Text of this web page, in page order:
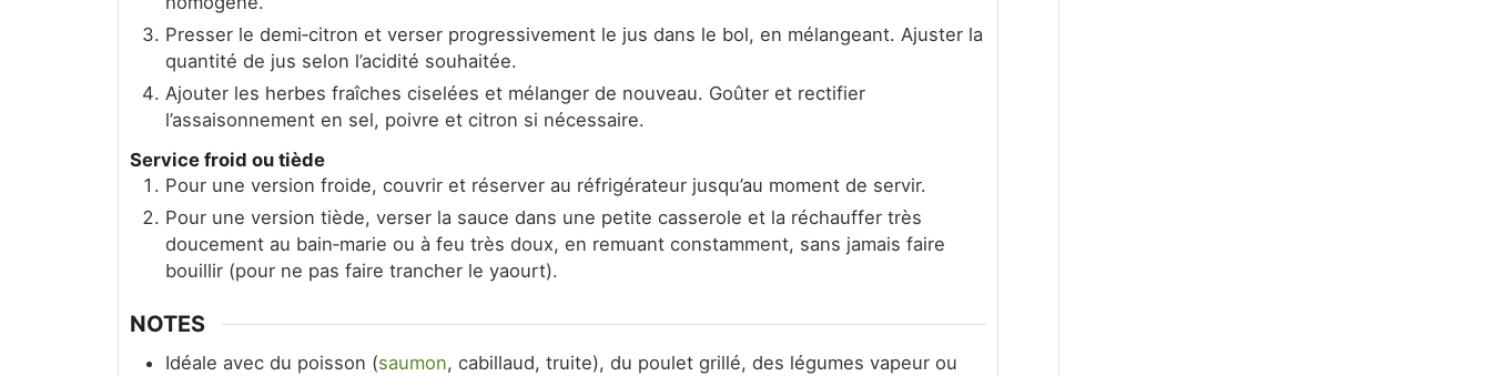
Presser le demi‑citron et verser progressivement le jus dans le bol, en mélangeant. Ajuster la
quantité de jus selon l’acidité souhaitée.
Ajouter les herbes fraîches ciselées et mélanger de nouveau. Goûter et rectifier
l’assaisonnement en sel, poivre et citron si nécessaire.
Service froid ou tiède
Pour une version froide, couvrir et réserver au réfrigérateur jusqu’au moment de servir.
Pour une version tiède, verser la sauce dans une petite casserole et la réchauffer très
doucement au bain‑marie ou à feu très doux, en remuant constamment, sans jamais faire
bouillir (pour ne pas faire trancher le yaourt).
NOTES
Idéale avec du poisson (saumon, cabillaud, truite), du poulet grillé, des légumes vapeur ou